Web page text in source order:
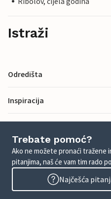
Istraži
Odredišta
Inspiracija
Trebate pomoć?
Ako ne možete pronaći tražene
pitanjima, naš će vam tim rado
Najčešća